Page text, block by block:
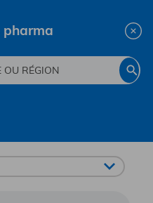
d’ordonnance
Prendre un rendez-vous
pharma
en